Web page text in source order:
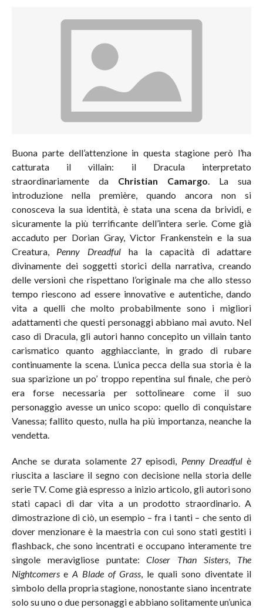
Buona parte dell’attenzione in questa stagione però l’ha
catturata il villain: il Dracula interpretato
straordinariamente da Christian Camargo. La sua
introduzione nella première, quando ancora non si
conosceva la sua identità, è stata una scena da brividi, e
sicuramente la più terrificante dell’intera serie. Come già
accaduto per Dorian Gray, Victor Frankenstein e la sua
Creatura, Penny Dreadfulha la capacità di adattare
divinamente dei soggetti storici della narrativa, creando
delle versioni che rispettano l’originale ma che allo stesso
tempo riescono ad essere innovative e autentiche, dando
vita a quelli che molto probabilmente sono i migliori
adattamenti che questi personaggi abbiano mai avuto. Nel
caso di Dracula, gli autori hanno concepito un villain tanto
carismatico quanto agghiacciante, in grado di rubare
continuamente la scena. L’unica pecca della sua storia è la
sua sparizione un po’ troppo repentina sul finale, che però
era forse necessaria per sottolineare come il suo
personaggio avesse un unico scopo: quello di conquistare
Vanessa; fallito questo, nulla ha più importanza, neanche la
vendetta.
Anche se durata solamente 27 episodi, Penny Dreadful è
riuscita a lasciare il segno con decisione nella storia delle
serie TV. Come già espresso a inizio articolo, gli autori sono
stati capaci di dar vita a un prodotto straordinario. A
dimostrazione di ciò, un esempio – fra i tanti – che sento di
dover menzionare è la maestria con cui sono stati gestiti i
flashback, che sono incentrati e occupano interamente tre
singole meravigliose puntate:Closer Than Sisters, The
NightcomerseA Blade of Grass, le quali sono diventate il
simbolo della propria stagione, nonostante siano incentrate
solo su uno o due personaggi e abbiano solitamente un’unica